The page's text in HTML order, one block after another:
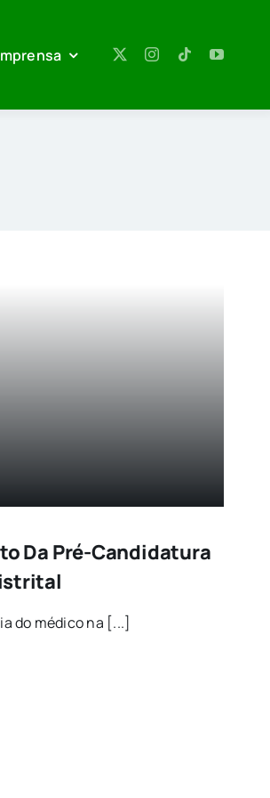
Da Pré-Candidatura
do médico na [...]